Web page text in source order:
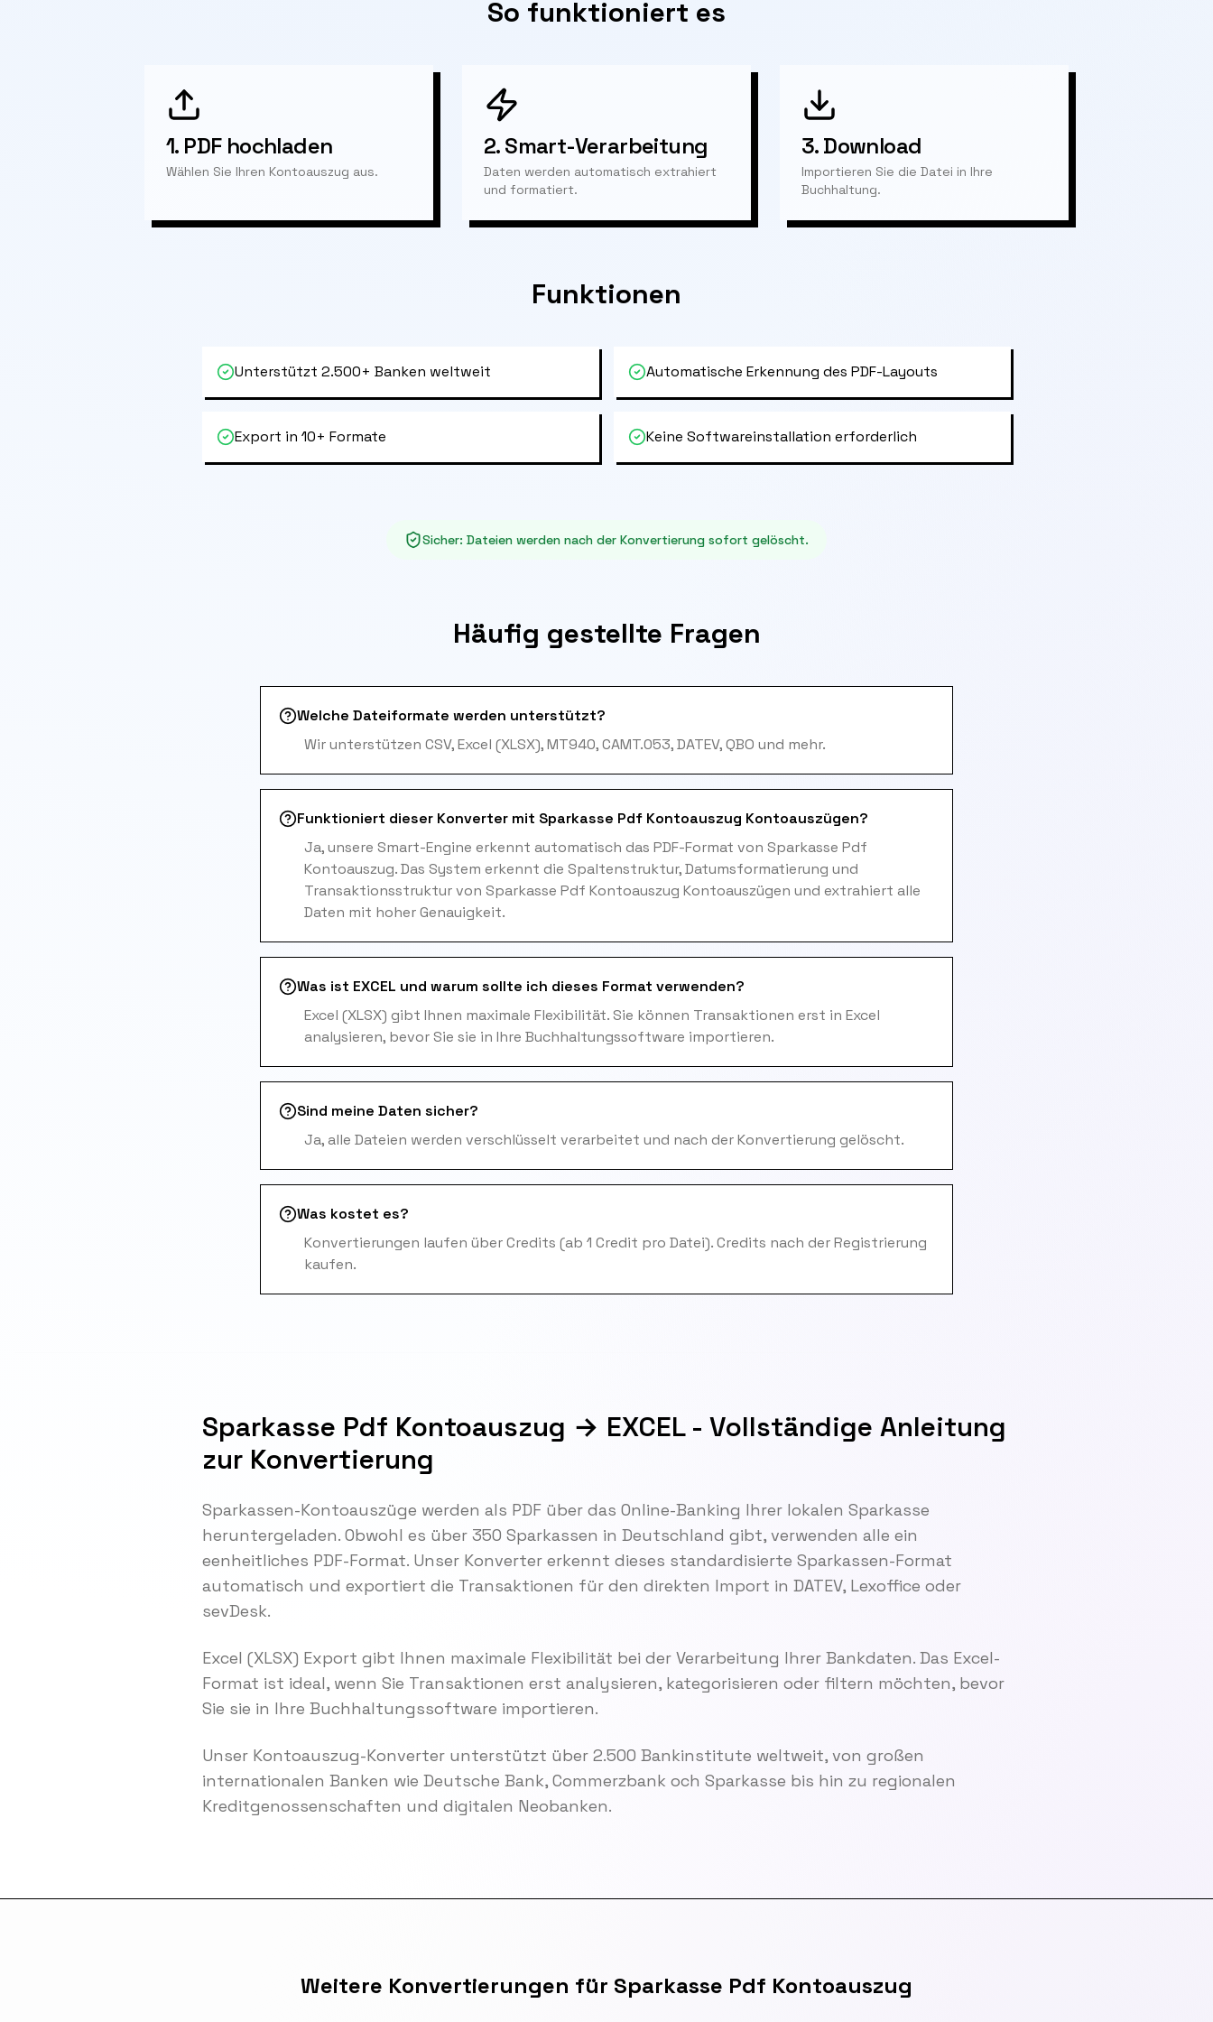
So funktioniert es
1. PDF hochladen
Wählen Sie Ihren Kontoauszug aus.
2.Smart-Verarbeitung
Daten werden automatisch extrahiert
und formatiert.
3.Download
Importieren Sie die Datei in Ihre
Buchhaltung.
Funktionen
Unterstützt 2.500+ Banken weltweit Automatische Erkennung des PDF-Layouts
Export in 10+ Formate Keine Softwareinstallation erforderlich
Sicher: Dateien werden nach der Konvertierung sofort gelöscht.
Häufig gestellte Fragen
Welche Dateiformate werden unterstützt?
Wir unterstützen CSV, Excel (XLSX), MT940, CAMT.053, DATEV, QBO und mehr.
Funktioniert dieser Konverter mit Sparkasse Pdf Kontoauszug Kontoauszügen?
Ja, unsere Smart-Engine erkennt automatisch das PDF-Format von Sparkasse Pdf
Kontoauszug. Das System erkennt die Spaltenstruktur, Datumsformatierung und
Transaktionsstruktur von Sparkasse Pdf Kontoauszug Kontoauszügen und extrahiert alle
Daten mit hoher Genauigkeit.
Was ist EXCEL und warum sollte ich dieses Format verwenden?
Excel (XLSX) gibt Ihnen maximale Flexibilität. Sie können Transaktionen erst in Excel
analysieren, bevor Sie sie in Ihre Buchhaltungssoftware importieren.
Sind meine Daten sicher?
Ja, alle Dateien werden verschlüsselt verarbeitet und nach der Konvertierung gelöscht.
Was kostet es?
Konvertierungen laufen über Credits (ab 1 Credit pro Datei). Credits nach der Registrierung
kaufen.
Sparkasse Pdf Kontoauszug → EXCEL - Vollständige Anleitung
zur Konvertierung
Sparkassen-Kontoauszüge werden als PDF über das Online-Banking Ihrer lokalen Sparkasse
heruntergeladen. Obwohl es über 350 Sparkassen in Deutschland gibt, verwenden alle ein
eenheitliches PDF-Format. Unser Konverter erkennt dieses standardisierte Sparkassen-Format
automatisch und exportiert die Transaktionen für den direkten Import in DATEV, Lexoffice oder
sevDesk.
Excel (XLSX) Export gibt Ihnen maximale Flexibilität bei der Verarbeitung Ihrer Bankdaten. Das Excel-
Format ist ideal, wenn Sie Transaktionen erst analysieren, kategorisieren oder filtern möchten, bevor
Sie sie in Ihre Buchhaltungssoftware importieren.
Unser Kontoauszug-Konverter unterstützt über 2.500 Bankinstitute weltweit, von großen
internationalen Banken wie Deutsche Bank, Commerzbank och Sparkasse bis hin zu regionalen
Kreditgenossenschaften und digitalen Neobanken.
Weitere Konvertierungen für Sparkasse Pdf Kontoauszug